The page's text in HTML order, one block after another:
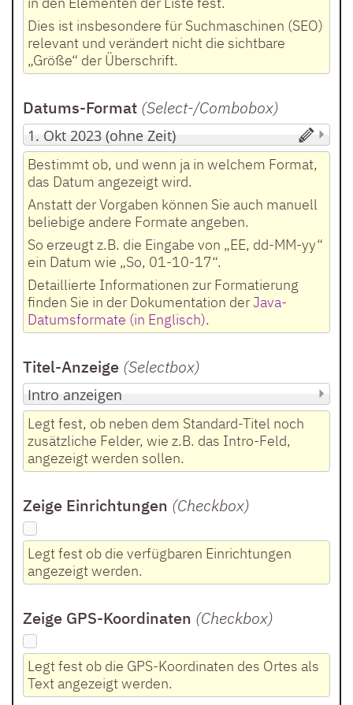
Dies ist insbesondere für Suchmaschinen (SEO)
relevant und verändert nicht die sichtbare
„Größe“ der Überschrift.
Datums-Format (Select-/Combobox)
Bestimmt ob, und wenn ja in welchem Format,
das Datum angezeigt wird.
Anstatt der Vorgaben können Sie auch manuell
beliebige andere Formate angeben.
So erzeugt z.B. die Eingabe von „EE, dd-MM-yy“
ein Datum wie „So, 01-10-17“.
Detaillierte Informationen zur Formatierung
finden Sie in der Dokumentation derJava-
Datumsformate (in Englisch).
Titel-Anzeige (Selectbox)
Legt fest, ob neben dem Standard-Titel noch
zusätzliche Felder, wie z.B. das Intro-Feld,
angezeigt werden sollen.
Zeige Einrichtungen (Checkbox)
Legt fest ob die verfügbaren Einrichtungen
angezeigt werden.
Zeige GPS-Koordinaten (Checkbox)
Legt fest ob die GPS-Koordinaten des Ortes als
Text angezeigt werden.